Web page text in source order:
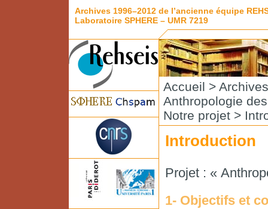
Archives 1996–2012 de l’ancienne équipe
Laboratoire SPHERE – UMR 7219
Accueil > Archives
Anthropologie
Notre projet>
Introduction
Projet : «
1- Objectifs et